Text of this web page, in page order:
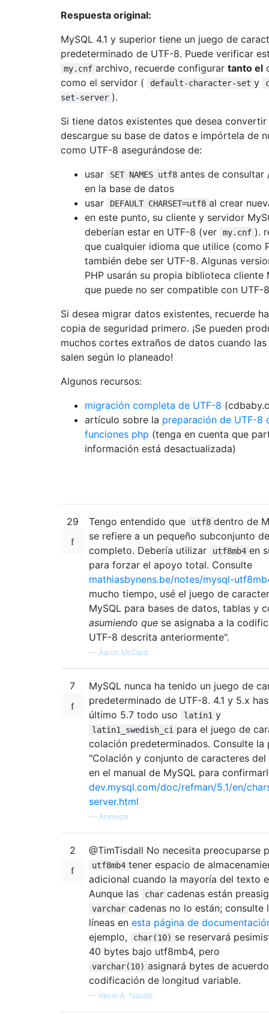
Respuesta original:
MySQL 4.1 y superior tiene un juego de
predeterminado de UTF-8. Puede verificar
my.cnf archivo, recuerde configurar tanto el
como el servidor (
default-character-set y
set-server ).
Si tiene datos existentes que desea convertir
descargue su base de datos e impórtela de
como UTF-8 asegurándose de:
usar
SET NAMES utf8 antes de consultar
en la base de datos
usar
DEFAULT CHARSET=utf8 al crear
en este punto, su cliente y servidor
deberían estar en UTF-8 (ver
my.cnf ).
que cualquier idioma que utilice (como
también debe ser UTF-8. Algunas
PHP usarán su propia biblioteca cliente
que puede no ser compatible con UTF-
Si desea migrar datos existentes, recuerde
copia de seguridad primero. ¡Se pueden
muchos cortes extraños de datos cuando
salen según lo planeado!
Algunos recursos:
migración completa de UTF-8
artículo sobre la preparación de UTF-8
funciones php (tenga en cuenta que
información está desactualizada)
29 Tengo entendido que utf8 dentro de
se refiere a un pequeño subconjunto
completo. Debería utilizar
utf8mb4 en
para forzar el apoyo total. Consulte
mathiasbynens.be/notes/mysql-
mucho tiempo, usé el juego de
MySQL para bases de datos, tablas y
asumiendo que se asignaba a la
UTF-8 descrita anteriormente".
— Aaron McDaid
7
MySQL nunca ha tenido un juego de
predeterminado de UTF-8. 4.1 y 5.x
último 5.7 todo uso
latin1 y
latin1_swedish_ci para el juego de
colación predeterminados. Consulte la
"Colación y conjunto de caracteres
en el manual de MySQL para
dev.mysql.com/doc/refman/5.1/en/
server.html
— Animism
2 @TimTisdall No necesita preocuparse
utf8mb4 tener espacio de
adicional cuando la mayoría del texto
Aunque las
char cadenas están
varchar cadenas no lo están; consulte
líneas en esta página de
ejemplo,
char(10) se reservará
40 bytes bajo utf8mb4, pero
varchar(10) asignará bytes de
codificación de longitud variable.
— Kevin A. Naudé